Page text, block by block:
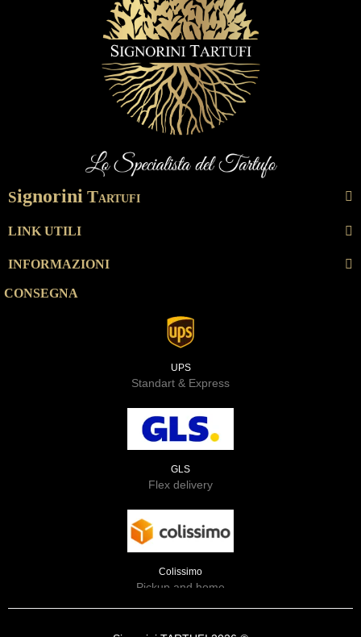
Signorini TARTUFI
LINK UTILI
INFORMAZIONI
CONSEGNA
UPS
Standart & Express
GLS
Flex delivery
Colissimo
Pickup and home